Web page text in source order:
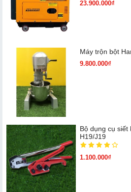
23.900.000₫
Máy trộn bột
9.800.000₫
Bộ dụng cụ siết
H19/J19
1.100.000₫